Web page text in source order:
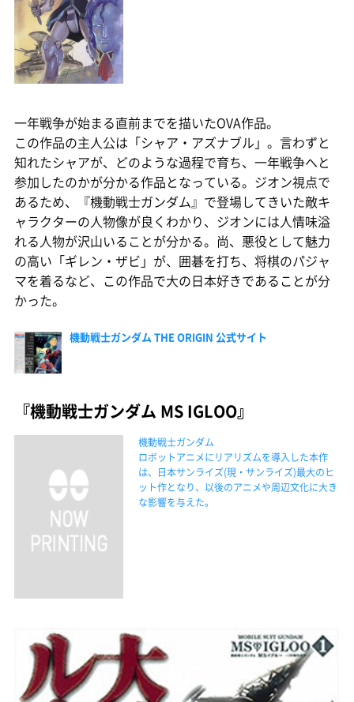
一年戦争が始まる直前までを描いたOVA作品。
この作品の主人公は「シャア・アズナブル」。言わずと
知れたシャアが、どのような過程で育ち、一年戦争へと
参加したのかが分かる作品となっている。ジオン視点で
あるため、『機動戦士ガンダム』で登場してきいた敵キ
ャラクターの人物像が良くわかり、ジオンには人情味溢
れる人物が沢山いることが分かる。尚、悪役として魅力
の高い「ギレン・ザビ」が、囲碁を打ち、将棋のパジャ
マを着るなど、この作品で大の日本好きであることが分
かった。
機動戦士ガンダム THE ORIGIN 公式サイト
『機動戦士ガンダム MS IGLOO』
機動戦士ガンダム
ロボットアニメにリアリズムを導入した本作
は、日本サンライズ(現・サンライズ)最大のヒ
ット作となり、以後のアニメや周辺文化に大き
な影響を与えた。